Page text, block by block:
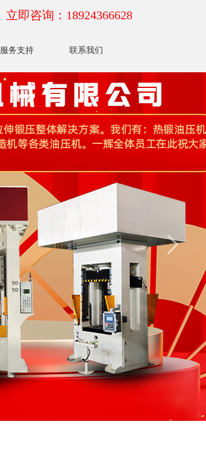
服务支持 联系我们
立即咨询：18924366628